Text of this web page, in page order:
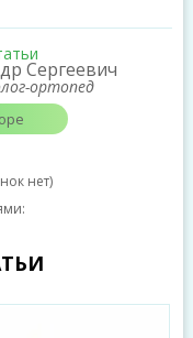
Сергеевич
ортопед
нет)